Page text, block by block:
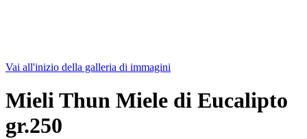
Vai all'inizio della galleria di immagini
Mieli Thun Miele di Eucalipto
gr.250